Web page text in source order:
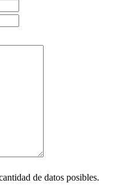
de datos posibles.